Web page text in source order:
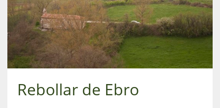
Rebollar de Ebro